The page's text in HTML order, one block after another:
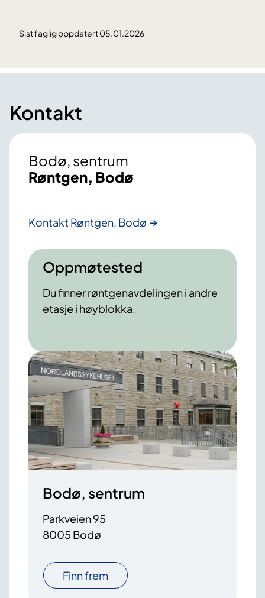
Sist faglig oppdatert 05.01.2026
Kontakt
Bodø, sentrum
Røntgen, Bodø
Kontakt Røntgen, Bodø
Oppmøtested
Du finner røntgenavdelingen i andre
etasje i høyblokka.
Bodø, sentrum
Parkveien 95
8005 Bodø
Finn frem